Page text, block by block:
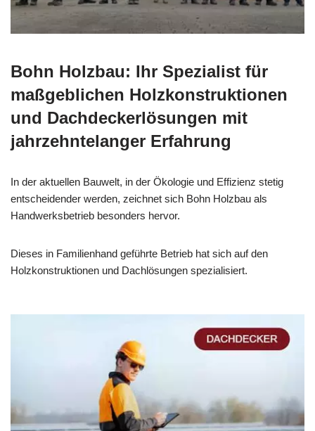
Bohn Holzbau: Ihr Spezialist für
maßgeblichen Holzkonstruktionen
und Dachdeckerlösungen mit
jahrzehntelanger Erfahrung
In der aktuellen Bauwelt, in der Ökologie und Effizienz stetig
entscheidender werden, zeichnet sich Bohn Holzbau als
Handwerksbetrieb besonders hervor.
Dieses in Familienhand geführte Betrieb hat sich auf den
Holzkonstruktionen und Dachlösungen spezialisiert.